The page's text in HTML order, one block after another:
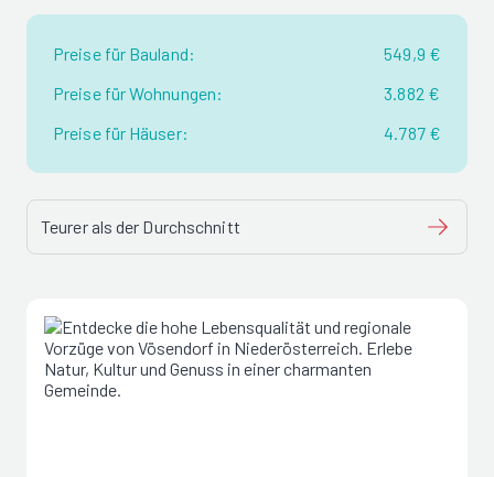
Preise für Bauland:
549,9 €
Preise für Wohnungen:
3.882 €
Preise für Häuser:
4.787 €
Teurer als der Durchschnitt